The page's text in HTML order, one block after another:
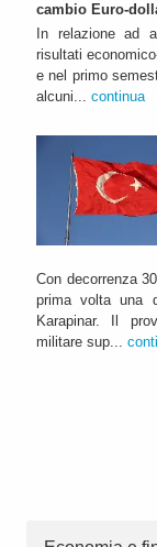
cambio Euro-
In relazione ad
risultati
e nel primo
alcuni... continua
Con decorrenza
prima volta una
Karapinar. Il
militare sup...